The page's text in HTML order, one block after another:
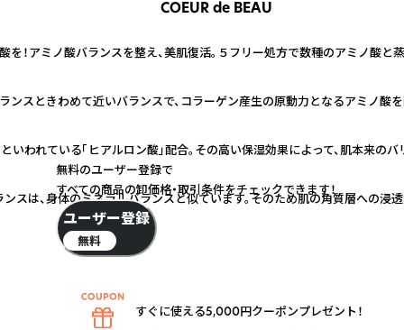
COEUR de BEAU
！アミノ酸バランスを整え、美肌復活。５フリー処方で数種のアミノ酸
ンスときわめて近いバランスで、コラーゲン産生の原動力となるアミノ酸
われている「ヒアルロン酸」配合。その高い保湿効果によって、肌本来のバ
スは、身体のミネラルバランスと似ています。そのため肌の角質層への浸
無料のユーザー登録で
すべての商品の卸価格・取引条件をチェックできます！
ユーザー登録
無料
すぐに使える5,000円クーポンプレゼント！